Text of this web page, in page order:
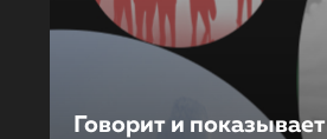
Говорит и показывает